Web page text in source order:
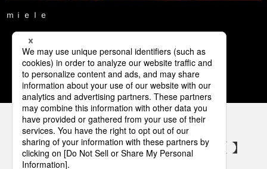
ｍｉｅｌｅ
1 2 3 4 5
パナソニックの電気設備 SNSアカウント